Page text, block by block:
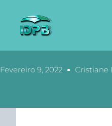
Fevereiro 9, 2022 Cristiane